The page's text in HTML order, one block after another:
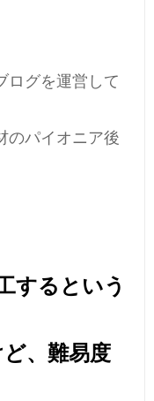
ログを運営して
のパイオニア後
するという
、難易度